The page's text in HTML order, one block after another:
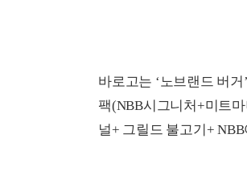
바로고는 ‘노브랜드 버
팩(NBB시그니처+미트
널+ 그릴드 불고기+